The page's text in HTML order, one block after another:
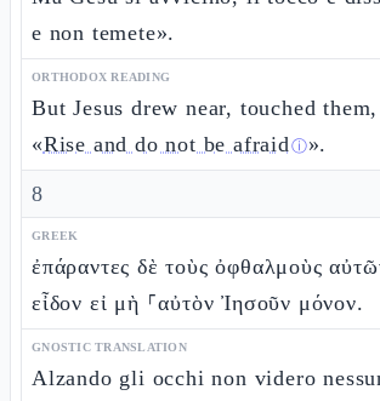
e non temete».
ORTHODOX READING
But Jesus drew near, touched
«Rise and do not be afraidⓘ».
8
GREEK
ἐπάραντες δὲ τοὺς ὀφθαλμοὺς
εἶδον εἰ μὴ ⸀αὐτὸν Ἰησοῦν μόνον.
GNOSTIC TRANSLATION
Alzando gli occhi non videro